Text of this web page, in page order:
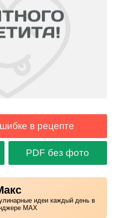
в рецепте
PDF без фото
идеи каждый день в
MAX